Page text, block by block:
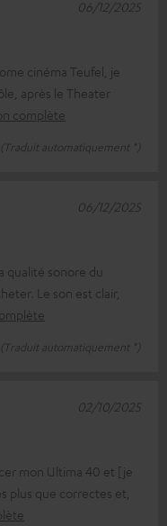
cinéma Teufel, je
après le Theater
complète
(Traduit automatiquement *)
06/12/2025
qualité sonore du
Le son est clair,
(Traduit automatiquement *)
06/12/2025
mon Ultima 40 et [je
plus que correctes et,
02/10/2025